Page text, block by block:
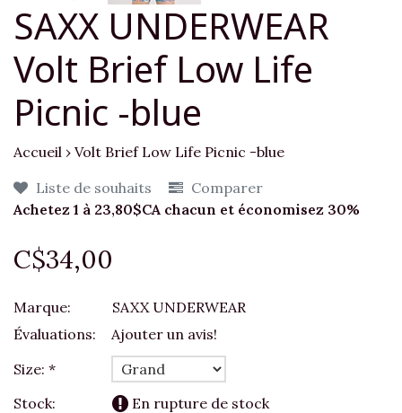
SAXX UNDERWEAR
Volt Brief Low Life
Picnic -blue
Accueil › Volt Brief Low Life Picnic -blue
Liste de souhaits
Comparer
Achetez 1 à 23,80$CA chacun et économisez 30%
C$34,00
Marque:
SAXX UNDERWEAR
Évaluations:
Ajouter un avis!
Size: *
Stock:
En rupture de stock